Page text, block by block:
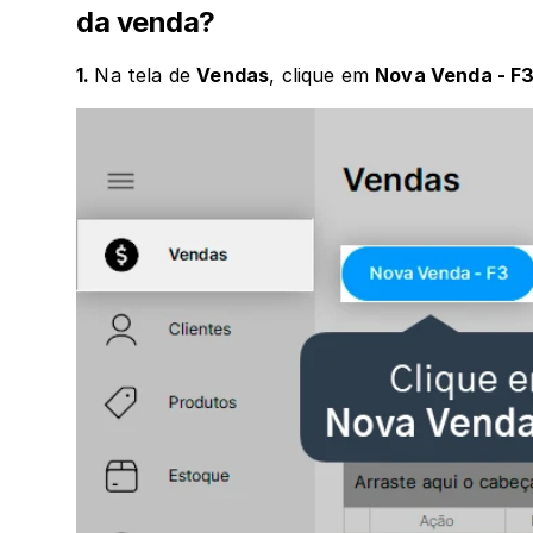
da venda?
1. Na tela de Vendas, clique em Nova Venda -